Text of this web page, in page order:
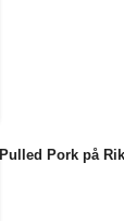
Pulled Pork på